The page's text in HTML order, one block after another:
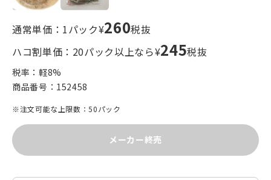
通常単価：1パック¥260税抜
ハコ割単価：20パック以上なら¥245税抜
税率：軽8%
商品番号： 152458
※注文可能な上限数：50パック
メーカー終売